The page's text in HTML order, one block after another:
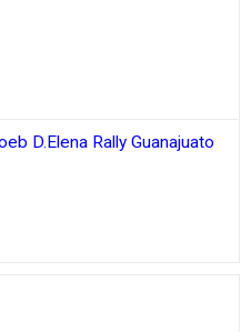
D.Elena Rally Guanajuato